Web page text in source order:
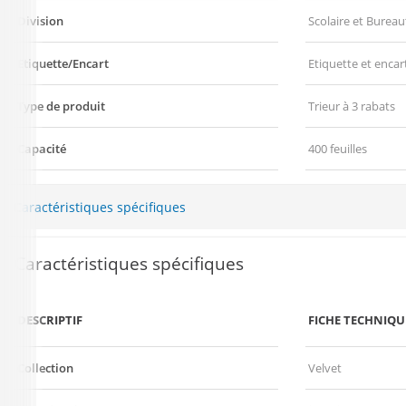
Division Scolaire et
Etiquette/Encart Etiquette et
Type de produit Trieur à 3 rabats
Capacité 400 feuilles
Caractéristiques spécifiques
Caractéristiques spécifiques
DESCRIPTIF FICHE
Collection Velvet